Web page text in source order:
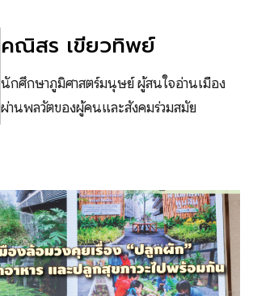
คณิสร เขียวทิพย์
นักศึกษาภูมิศาสตร์มนุษย์ ผู้สนใจอ่านเมือง
ผ่านพลวัตของผู้คนและสังคมร่วมสมัย